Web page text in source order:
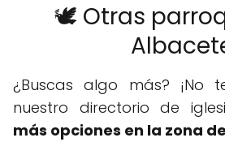
🕊️ Otras
¿Buscas algo más? ¡No
nuestro directorio de
más opciones en la zona